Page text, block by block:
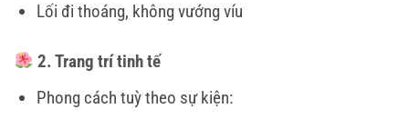
Lối đi thoáng, không vướng víu
2. Trang trí tinh tế
Phong cách tuỳ theo sự kiện: